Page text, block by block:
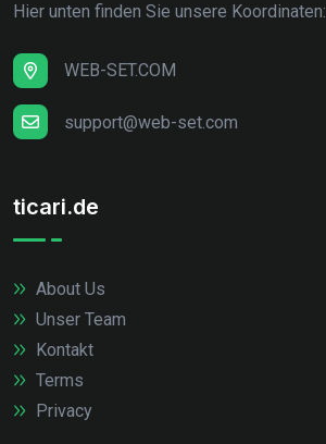
Hier unten finden Sie unsere Koordinaten:
WEB-SET.COM
support@web-set.com
ticari.de
About Us
Unser Team
Kontakt
Terms
Privacy